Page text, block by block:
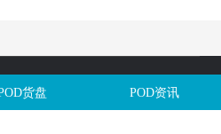
Reserved. 闽ICP备2025106563号
货盘 POD资讯